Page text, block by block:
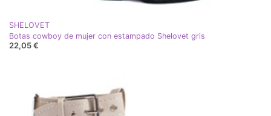
SHELOVET
Botas cowboy de mujer con estampado Shelovet gris
22,05 €